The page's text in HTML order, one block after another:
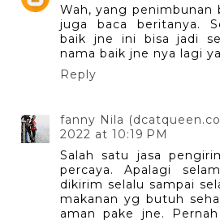
Wah, yang penimbunan
juga baca beritanya.
baik jne ini bisa jadi
nama baik jne nya lagi
Reply
fanny Nila
2022 at 10:19 PM
Salah satu jasa
percaya. Apalagi
dikirim selalu sampai
makanan yg butuh
aman pake jne.